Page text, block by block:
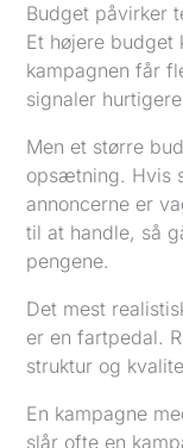
Budget påvirker
Et højere
kampagnen får
signaler
Men et større
opsætning. Hvis
annoncerne er
til at handle, så
pengene.
Det mest
er en fartpedal.
struktur og
En kampagne
slår ofte en